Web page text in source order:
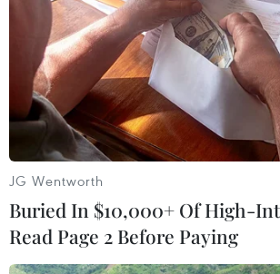
#Trung Quốc
#đối thoại
Mỹ Trung Quốc
JG Wentworth
Buried In $10,000+ Of High-
Read Page 2 Before Paying